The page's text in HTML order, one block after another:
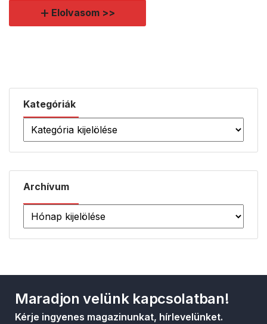
Kategóriák
Archívum
Elolvasom >>
Maradjon velünk kapcsolatban!
Kérje ingyenes magazinunkat, hírlevelünket.